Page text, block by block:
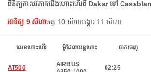
ពិនិត្យកាលវិភាគជើងហោះហើរពី Dakar ទៅ
អាទិត្យ 9 សីហាចន្ទ 10 សីហាអង្គារ 11 សីហា
លេខហោះហើរ ម៉ូដែលយន្តហោះ ចាកចេញ
AT500
AIRBUS
02:25